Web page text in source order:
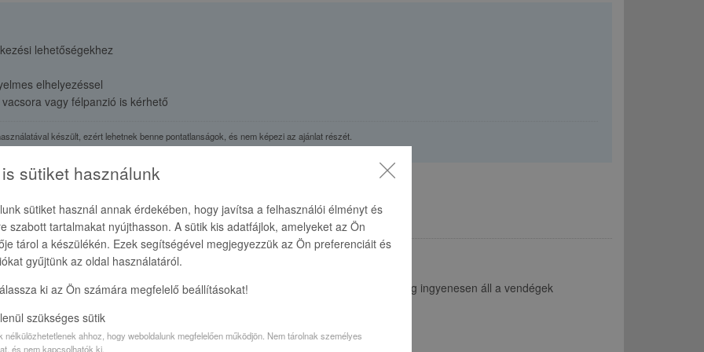
lehetőségekhez
elhelyezéssel
vagy félpanzió is kérhető
készült, ezért lehetnek benne pontatlanságok, és nem képezi az ajánlat részét.
közelében. Parkolás az utcán, az apartman előtt megoldható, WIFI elérhetőség ingyenesen áll a vendégek
sütiket használunk
sütiket használ annak érdekében, hogy javítsa a felhasználói élményt és
szabott tartalmakat nyújthasson. A sütik kis adatfájlok, amelyeket az Ön
tárol a készülékén. Ezek segítségével megjegyezzük az Ön preferenciáit és
gyűjtünk az oldal használatáról.
ki az Ön számára megfelelő beállításokat!
szükséges sütik
nélkülözhetetlenek ahhoz, hogy weboldalunk megfelelően működjön. Nem tárolnak személyes
és nem kapcsolhatók ki.